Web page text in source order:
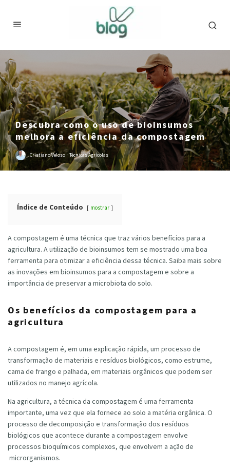
Descubra como o uso de bioinsumos
melhora a eficiência da compostagem
Cristiano Veloso · Técnicas Agrícolas
Índice de Conteúdo mostrar
A compostagem é uma técnica que traz vários benefícios para a
agricultura. A utilização de bioinsumos tem se mostrado uma boa
ferramenta para otimizar a eficiência dessa técnica. Saiba mais sobre
as inovações em bioinsumos para a compostagem e sobre a
importância de preservar a microbiota do solo.
Os benefícios da compostagem para a
agricultura
A compostagem é, em uma explicação rápida, um processo de
transformação de materiais e resíduos biológicos, como estrume,
cama de frango e palhada, em materiais orgânicos que podem ser
utilizados no manejo agrícola.
Na agricultura, a técnica da compostagem é uma ferramenta
importante, uma vez que ela fornece ao solo a matéria orgânica. O
processo de decomposição e transformação dos resíduos
biológicos que acontece durante a compostagem envolve
processos bioquímicos complexos, que envolvem a ação de
microrganismos.